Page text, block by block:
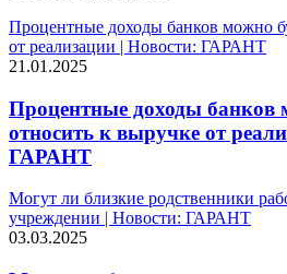
Процентные доходы банков можно
от реализации | Новости: ГАРАНТ
21.01.2025
Процентные доходы банков
относить к выручке от
ГАРАНТ
Могут ли близкие родственники
учреждении | Новости: ГАРАНТ
03.03.2025